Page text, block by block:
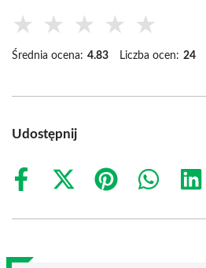
★ ★ ★ ★ ★
Średnia ocena: 4.83 Liczba ocen: 24
Udostępnij
Share
Share
(Twitter)
Share
Share